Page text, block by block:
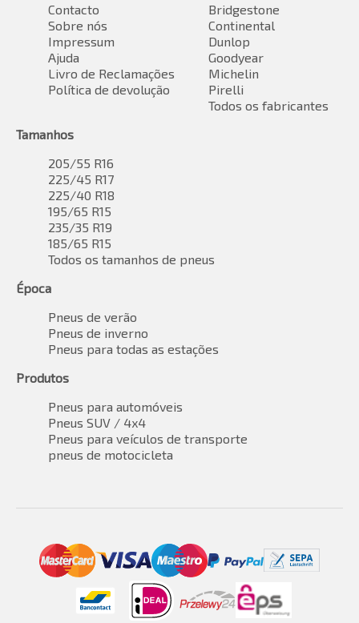
Contacto
Sobre nós
Impressum
Ajuda
Livro de Reclamações
Política de devolução
Bridgestone
Continental
Dunlop
Goodyear
Michelin
Pirelli
Todos os fabricantes
Tamanhos
205/55 R16
225/45 R17
225/40 R18
195/65 R15
235/35 R19
185/65 R15
Todos os tamanhos de pneus
Época
Pneus de verão
Pneus de inverno
Pneus para todas as estações
Produtos
Pneus para automóveis
Pneus SUV / 4x4
Pneus para veículos de transporte
pneus de motocicleta